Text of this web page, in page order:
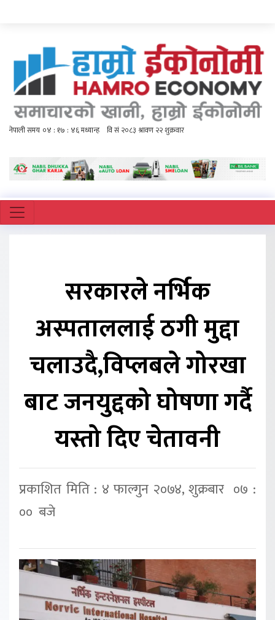
सरकारले नर्भिक
अस्पताललाई ठगी मुद्दा
चलाउदै,विप्लबले गोरखा
बाट जनयुद्दको घोषणा गर्दै
यस्तो दिए चेतावनी
प्रकाशित मिति : ४ फाल्गुन २०७४, शुक्रबार ०७ :
०० बजे